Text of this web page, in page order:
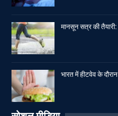
मानसून सत्र की
भारत में हीटवेव के